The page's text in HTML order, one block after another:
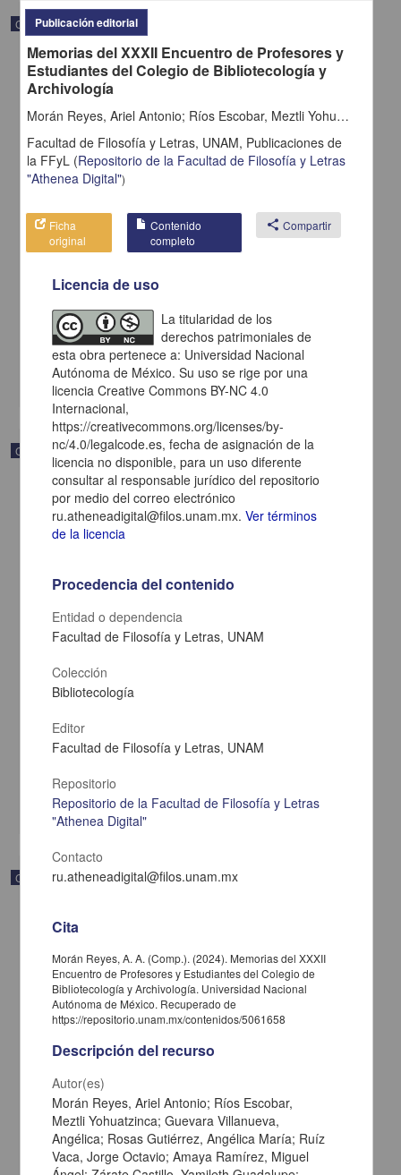
Correspondencia postal
Carta de H. C. Pitman a Francisco I. Madero en la que le solicita
Pitman, H. C.
[sin fecha]
Multidisciplina
Correspondencia postal
en la ranchería de Samalayuca
Pérez, Zeferino
Multidisciplina
Correspondencia postal
Carta de José María Maytorena a Francisco I. Madero en la que
informa se irá a la costa por prescripción médica
Publicación editorial
Memorias del XXXII Encuentro de Profesores y
Estudiantes del Colegio de Bibliotecología y
Archivología
Morán Reyes, Ariel Antonio; Ríos Escobar, Meztli Yohuatzinca; Guevara Villanueva, Angélica; Rosas Gutiérrez, Angélica María; Ruíz Vaca, Jorge Octavio; Amaya Ramírez, Miguel Ángel; Zárate Castillo, Yamileth Guadalupe; García Martínez, Bardo Javier; Rodríguez Vidal, Patricia Lucía; Guerrero Rodríguez, Susana; Millán Pérez, César Augusto; Reyes Rocha, Jaime; López Bárcenas, Nicole; Cruz Rojas, Elisa; Vera Cabañas, Martín; Espinosa Becerril, María Isabel; Martínez Bonilla, Daniel
Facultad de Filosofía y Letras, UNAM, Publicaciones de
la FFyL (Repositorio de la Facultad de Filosofía y Letras
"Athenea Digital")
Ficha
original
Contenido
completo
share Compartir
Licencia de uso
La titularidad de los
derechos patrimoniales de
esta obra pertenece a: Universidad Nacional
Autónoma de México. Su uso se rige por una
licencia Creative Commons BY-NC 4.0
Internacional,
https://creativecommons.org/licenses/by-
nc/4.0/legalcode.es, fecha de asignación de la
licencia no disponible, para un uso diferente
consultar al responsable jurídico del repositorio
por medio del correo electrónico
ru.atheneadigital@filos.unam.mx.Ver términos
de la licencia
Procedencia del contenido
Entidad o dependencia
Facultad de Filosofía y Letras, UNAM
Colección
Bibliotecología
Editor
Facultad de Filosofía y Letras, UNAM
Repositorio
Repositorio de la Facultad de Filosofía y Letras
"Athenea Digital"
Contacto
ru.atheneadigital@filos.unam.mx
Cita
Morán Reyes, A. A. (Comp.). (2024). Memorias del XXXII
Encuentro de Profesores y Estudiantes del Colegio de
Bibliotecología y Archivología. Universidad Nacional
Autónoma de México. Recuperado de
https://repositorio.unam.mx/contenidos/5061658
Descripción del recurso
Autor(es)
Morán Reyes, Ariel Antonio; Ríos Escobar,
Meztli Yohuatzinca; Guevara Villanueva,
Angélica; Rosas Gutiérrez, Angélica María; Ruíz
Vaca, Jorge Octavio; Amaya Ramírez, Miguel